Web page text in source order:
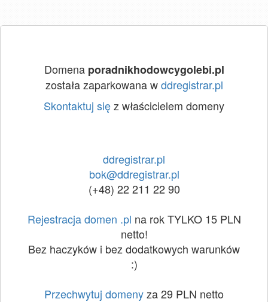
Domena poradnikhodowcygolebi.pl
została zaparkowana wddregistrar.pl
Skontaktuj sięz właścicielem domeny
ddregistrar.pl
bok@ddregistrar.pl
(+48) 22 211 22 90
Rejestracja domen .pl na rok TYLKO 15 PLN
netto!
Bez haczyków i bez dodatkowych warunków
:)
Przechwytuj domenyza 29 PLN netto